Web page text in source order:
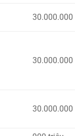
30.000.000
30.000.000
30.000.000